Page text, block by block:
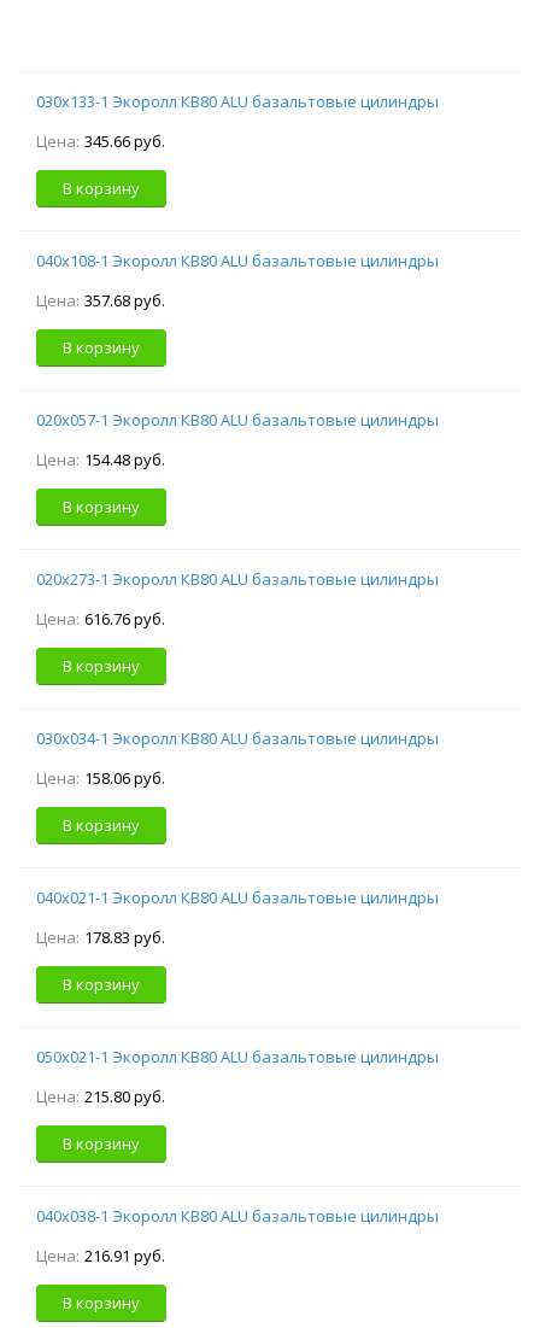
030х133-1 Экоролл КВ80 ALU базальтовые цилиндры
Цена: 345.66 руб.
В корзину
040х108-1 Экоролл КВ80 ALU базальтовые цилиндры
Цена: 357.68 руб.
В корзину
020х057-1 Экоролл КВ80 ALU базальтовые цилиндры
Цена: 154.48 руб.
В корзину
020х273-1 Экоролл КВ80 ALU базальтовые цилиндры
Цена: 616.76 руб.
В корзину
030х034-1 Экоролл КВ80 ALU базальтовые цилиндры
Цена: 158.06 руб.
В корзину
040х021-1 Экоролл КВ80 ALU базальтовые цилиндры
Цена: 178.83 руб.
В корзину
050х021-1 Экоролл КВ80 ALU базальтовые цилиндры
Цена: 215.80 руб.
В корзину
040х038-1 Экоролл КВ80 ALU базальтовые цилиндры
Цена: 216.91 руб.
В корзину